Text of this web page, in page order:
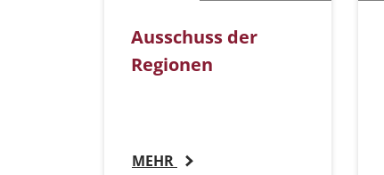
Ausschuss der
Regionen
MEHR